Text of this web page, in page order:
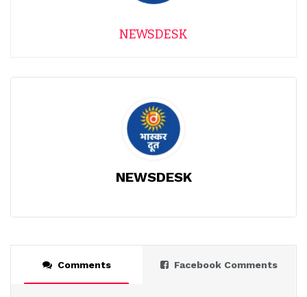
NEWSDESK
NEWSDESK
Comments Facebook Comments